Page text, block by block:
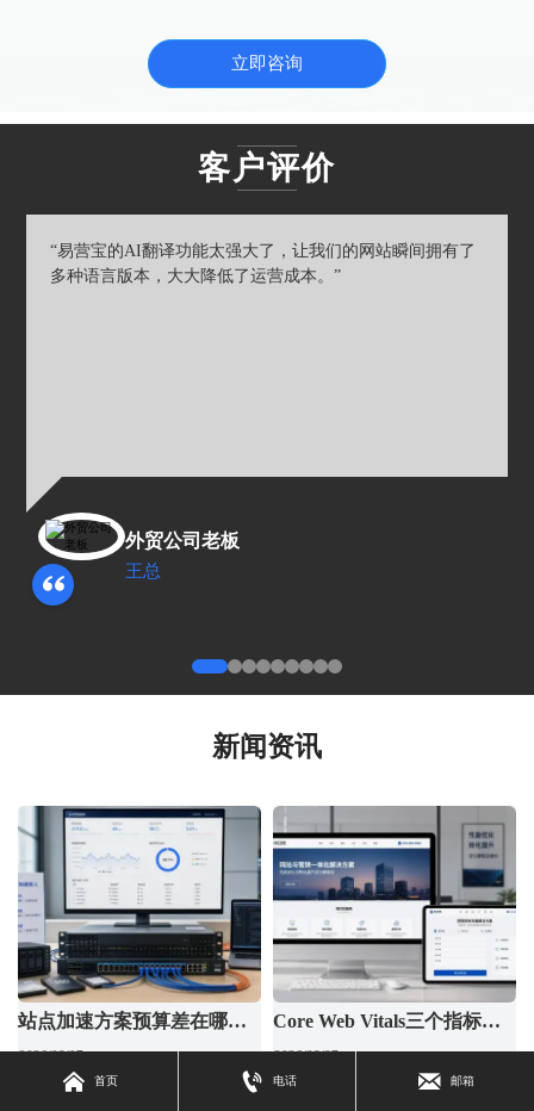
息服务备案管理办法》要求，
一站式解决备案难题。
用，使用便捷且性价比高，助
力企业高效管理网络资源。
立即咨询
客户评价
“易营宝的AI翻译功能太强大了，让我们的网站瞬间拥有了
多种语言版本，大大降低了运营成本。”
外贸公司老板
王总
新闻资讯
站点加速方案预算差在哪，
带宽、缓存还是开发改造
2026/08/07
站点加速方案预算差在哪？本文
Core Web Vitals三个指标哪
个最影响排名？先看页面类
型
2026/08/07
Core Web Vitals三个指标哪个最
 首页  电话  邮箱